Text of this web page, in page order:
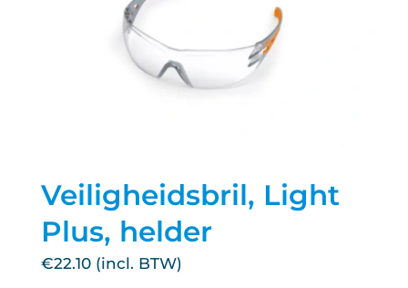
Veiligheidsbril, Light
Plus, helder
€22.10